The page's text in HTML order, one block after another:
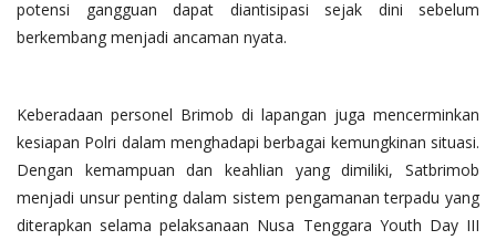
potensi gangguan dapat diantisipasi sejak dini sebelum
berkembang menjadi ancaman nyata.
Keberadaan personel Brimob di lapangan juga mencerminkan
kesiapan Polri dalam menghadapi berbagai kemungkinan situasi.
Dengan kemampuan dan keahlian yang dimiliki, Satbrimob
menjadi unsur penting dalam sistem pengamanan terpadu yang
diterapkan selama pelaksanaan Nusa Tenggara Youth Day III